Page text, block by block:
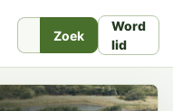
Zoek
Word
lid